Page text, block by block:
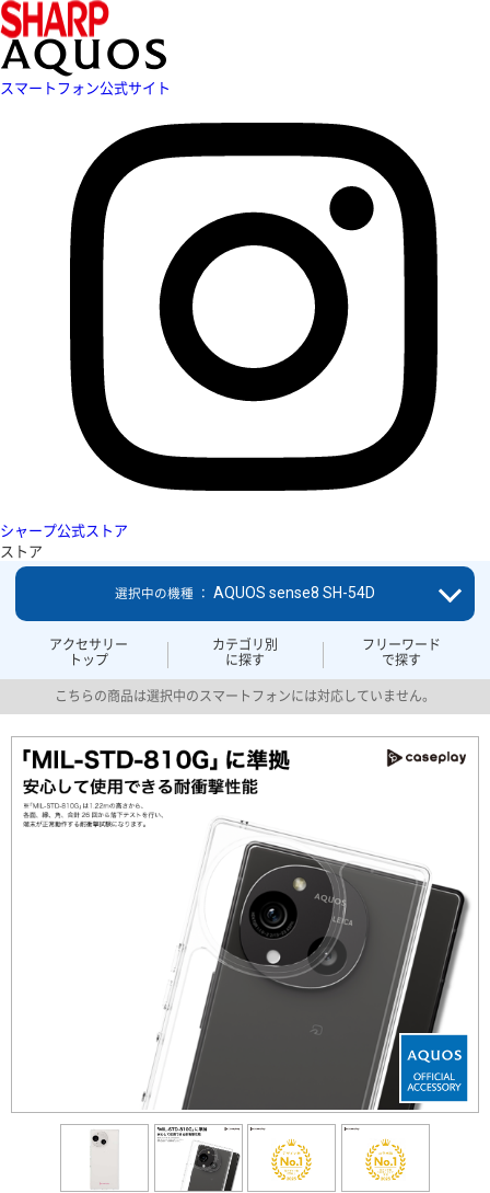
スマートフォン公式サイト
シャープ公式ストア
ストア
アクセサリー
トップ
カテゴリ別
に探す
フリーワード
で探す
選択中の機種 ： AQUOS sense8 SH-54D
こちらの商品は選択中のスマートフォンには対応していません。